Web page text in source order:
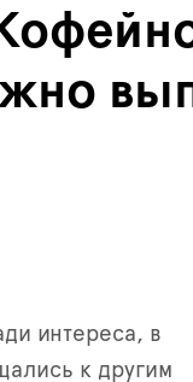
интереса, в
к другим